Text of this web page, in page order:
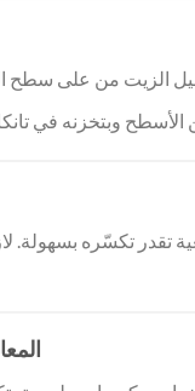
تقدر تكسّره بسهولة.
3.